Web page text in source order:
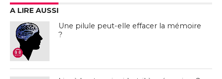
A LIRE AUSSI
Une pilule peut-elle effacer la mémoire
?